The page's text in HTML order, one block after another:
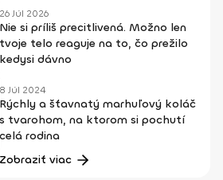
26 Júl 2026
Nie si príliš precitlivená. Možno len
tvoje telo reaguje na to, čo prežilo
kedysi dávno
8 Júl 2024
Rýchly a šťavnatý marhuľový koláč
s tvarohom, na ktorom si pochutí
celá rodina
Zobraziť viac